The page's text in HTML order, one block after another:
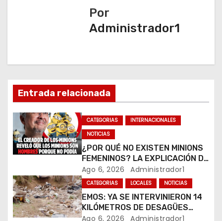
ó
n
d
e
e
n
Por
Administrador1
Entrada relacionada
CATEGORIAS
INTERNACIONALES
NOTICIAS
¿POR QUÉ NO EXISTEN MINIONS
FEMENINOS? LA EXPLICACIÓN DE
SU CREADOR QUE VOLVIÓ A
VIRALIZARSE
Ago 6, 2026 Administrador1
CATEGORIAS LOCALES NOTICIAS
EMOS: YA SE INTERVINIERON 14
KILÓMETROS DE DESAGÜES
PLUVIALES
Ago 6, 2026 Administrador1